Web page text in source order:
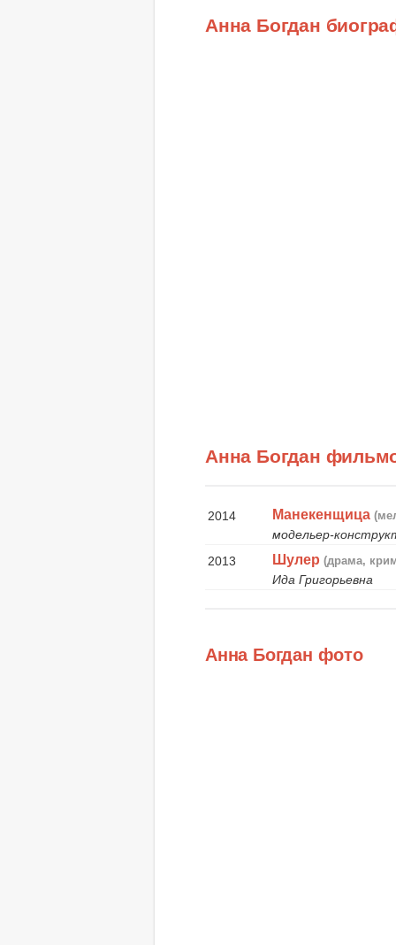
Анна Богдан
Анна Богдан
2014 Манекенщица
модельер-
2013
Шулер (драма,
Ида Григорьевна
Анна Богдан фото